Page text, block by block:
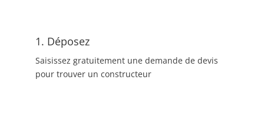
1. Déposez
Saisissez gratuitement une demande de devis
pour trouver un constructeur